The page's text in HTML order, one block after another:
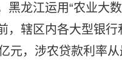
黑龙江运用“农业大
，辖区内各大型银
元，涉农贷款利率